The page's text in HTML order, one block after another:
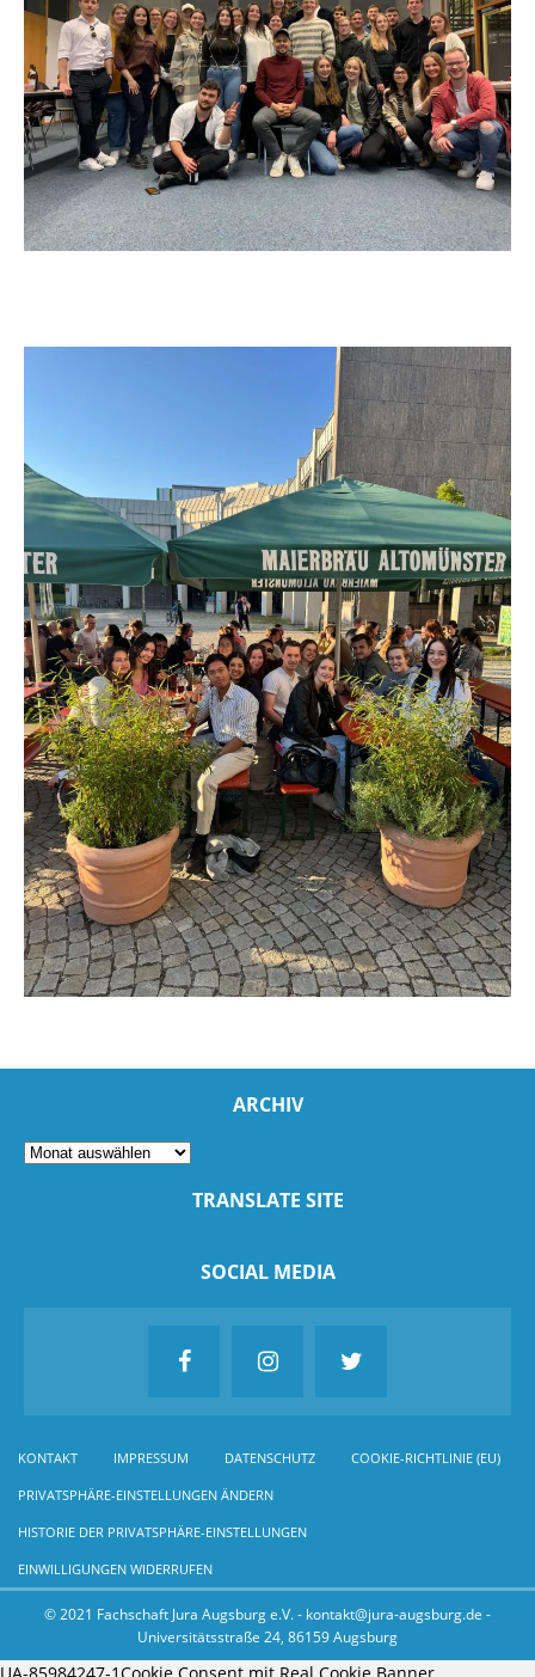
ARCHIV
TRANSLATE SITE
SOCIAL MEDIA
KONTAKT IMPRESSUM DATENSCHUTZ COOKIE-RICHTLINIE (EU)
PRIVATSPHÄRE-EINSTELLUNGEN ÄNDERN
HISTORIE DER PRIVATSPHÄRE-EINSTELLUNGEN
EINWILLIGUNGEN WIDERRUFEN
© 2021 Fachschaft Jura Augsburg e.V. - kontakt@jura-augsburg.de -
Universitätsstraße 24, 86159 Augsburg